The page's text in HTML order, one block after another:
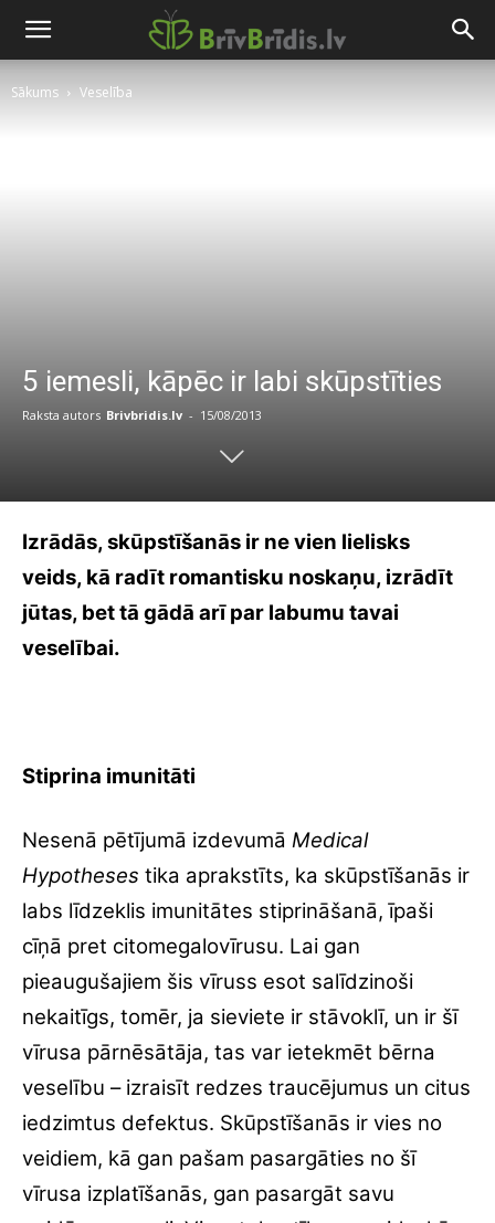
Sākums Veselība
5 iemesli, kāpēc ir labi skūpstīties
Raksta autors Brivbridis.lv - 15/08/2013
Izrādās, skūpstīšanās ir ne vien lielisks
veids, kā radīt romantisku noskaņu, izrādīt
jūtas, bet tā gādā arī par labumu tavai
veselībai.
Stiprina imunitāti
Nesenā pētījumā izdevumā Medical
Hypotheses tika aprakstīts, ka skūpstīšanās ir
labs līdzeklis imunitātes stiprināšanā, īpaši
cīņā pret citomegalovīrusu. Lai gan
pieaugušajiem šis vīruss esot salīdzinoši
nekaitīgs, tomēr, ja sieviete ir stāvoklī, un ir šī
vīrusa pārnēsātāja, tas var ietekmēt bērna
veselību – izraisīt redzes traucējumus un citus
iedzimtus defektus. Skūpstīšanās ir vies no
veidiem, kā gan pašam pasargāties no šī
vīrusa izplatīšanās, gan pasargāt savu